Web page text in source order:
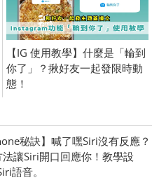
【IG 使用教學】什麼是「輪到
你了」？揪好友一起發限時動
態！
秘訣】喊了嘿Siri沒有反應？
讓Siri開口回應你！教學設
語音。